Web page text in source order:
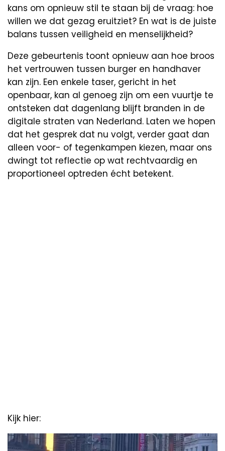
kans om opnieuw stil te staan bij de vraag: hoe
willen we dat gezag eruitziet? En wat is de juiste
balans tussen veiligheid en menselijkheid?
Deze gebeurtenis toont opnieuw aan hoe broos
het vertrouwen tussen burger en handhaver
kan zijn. Een enkele taser, gericht in het
openbaar, kan al genoeg zijn om een vuurtje te
ontsteken dat dagenlang blijft branden in de
digitale straten van Nederland. Laten we hopen
dat het gesprek dat nu volgt, verder gaat dan
alleen voor- of tegenkampen kiezen, maar ons
dwingt tot reflectie op wat rechtvaardig en
proportioneel optreden écht betekent.
Kijk hier:
Video